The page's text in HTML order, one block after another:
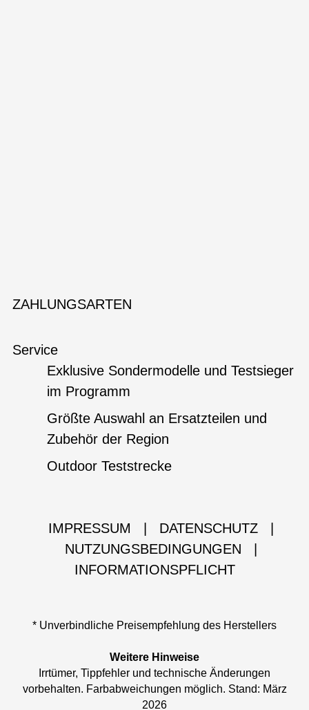
ZAHLUNGSARTEN
Service
Exklusive Sondermodelle und Testsieger
im Programm
Größte Auswahl an Ersatzteilen und
Zubehör der Region
Outdoor Teststrecke
IMPRESSUM DATENSCHUTZ
NUTZUNGSBEDINGUNGEN
INFORMATIONSPFLICHT
* Unverbindliche Preisempfehlung des Herstellers
Weitere Hinweise
Irrtümer, Tippfehler und technische Änderungen
vorbehalten. Farbabweichungen möglich. Stand: März
2026